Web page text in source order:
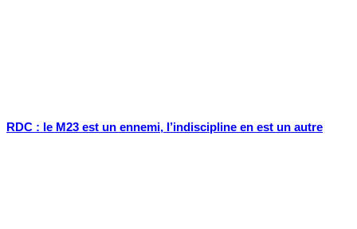
RDC : le M23 est un ennemi, l’indiscipline en est un autre